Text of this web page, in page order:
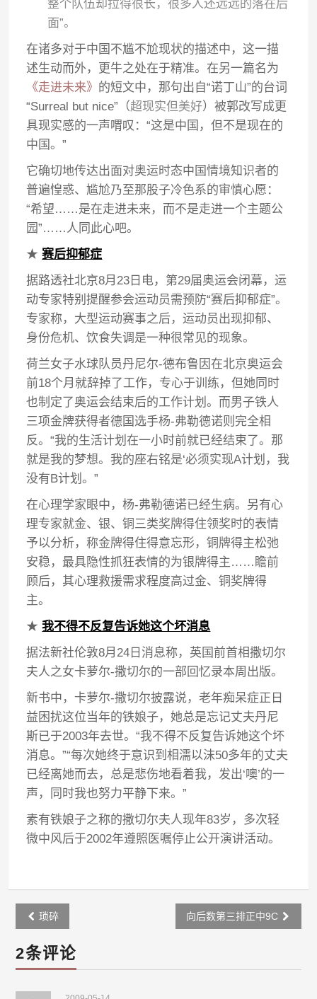
整个队伍却拉得很长，很多人还远远的落在后
面”。
在诸多对于中国不尴不尬现状的描述中，这一描
述生动而外，更牛之处在于精准。在另一篇名为
《走进未来》 的短文中，那句出自“诺丁山”的台词
“Surreal but nice”（超现实但美好）被郭改写成更
具现实感的一声喟叹：“这是中国，但不是现在的
中国。”
它确切地传达出面对奥运时态中国情境知识者的
普遍惶惑、尴尬乃至那股子冷色系的审慎心愿：
“希望……是在走进未来，而不是走进一个主题公
园”……人同此心吧。
★赛后抑郁症
据路透社北京8月23日电，第29届奥运会闭幕，运
动专家特别提醒参会运动员需预防“赛后抑郁症”。
专家称，大型运动赛事之后，运动员出现抑郁、
身份危机、饮食失调是一种很常见的现象。
荷兰女子水球队员丹尼尔-德布鲁因在北京奥运会
前18个月就辞掉了工作，专心于训练，但她同时
也制定了奥运会结束后的工作计划。而男子铁人
三项金牌获得者德国选手杨-弗勒德诺则完全相
反。“我的生活计划在一小时前就已经结束了。那
就是我的梦想。我的座右铭是‘必须实现A计划，我
没有B计划。”
在心理学家眼中，杨-弗勒德诺已经生病。另有心
理专家就金、银、铜三类奖牌得住领奖时的表情
予以分析，称金牌得住得意忘形，铜牌得主松弛
安稳，最具隐性抓狂表情的为银牌得主……瞻前
顾后，其心理救援需求程度高过金、铜奖牌得
主。
★我不得不反复告诉她这个坏消息
据法新社伦敦8月24日消息称，英国前首相撒切尔
夫人之女卡萝尔-撒切尔的一部回忆录本周出版。
新书中，卡萝尔-撒切尔披露说，老年痴呆症正日
益困扰这位当年的铁娘子，她总是忘记丈夫丹尼
斯已于2003年去世。“我不得不反复告诉她这个坏
消息。”“每次她终于意识到相濡以沫50多年的丈夫
已经离她而去，总是悲伤地看着我，发出‘噢’的一
声，同时我也努力平静下来。”
素有铁娘子之称的撒切尔夫人现年83岁，多次轻
微中风后于2002年遵照医嘱停止公开演讲活动。
Post
navigation
琐碎 向后数第三排正中9C
2条评论